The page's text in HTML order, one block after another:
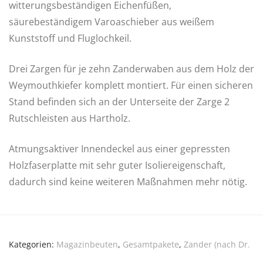
witterungsbeständigen Eichenfüßen,
säurebeständigem Varoaschieber aus weißem
Kunststoff und Fluglochkeil.
Drei Zargen für je zehn Zanderwaben aus dem Holz der
Weymouthkiefer komplett montiert. Für einen sicheren
Stand befinden sich an der Unterseite der Zarge 2
Rutschleisten aus Hartholz.
Atmungsaktiver Innendeckel aus einer gepressten
Holzfaserplatte mit sehr guter Isoliereigenschaft,
dadurch sind keine weiteren Maßnahmen mehr nötig.
Kategorien: Magazinbeuten, Gesamtpakete, Zander (nach Dr.